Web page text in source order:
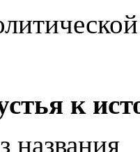
к
названия